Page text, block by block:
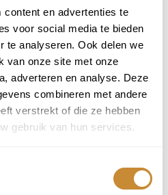
en advertenties te
voor social media te bieden
te analyseren. Ook delen we
van onze site met onze
adverteren en analyse. Deze
combineren met andere
verstrekt of die ze hebben
gebruik van hun services.
in deze browser voor de
plaats.